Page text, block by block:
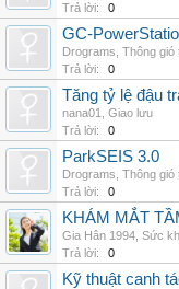
Trả lời:
0
GC-
Drograms Thông gió
Trả lời:
0
Tăng tỷ lệ đậu
nana01
Giao lưu
Trả lời:
0
ParkSEIS 3.0
Drograms Thông gió
Trả lời:
0
KHÁM MẮT
Gia Hân 1994 Sức
Trả lời:
0
Kỹ thuật canh